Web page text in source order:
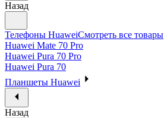
Назад
Телефоны HuaweiСмотреть все товары
Huawei Mate 70 Pro
Huawei Pura 70 Pro
Huawei Pura 70
Планшеты Huawei
Назад